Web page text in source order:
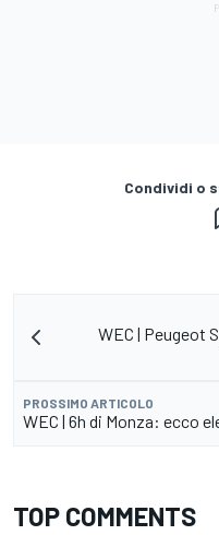
Condividi o
WEC | Peugeot
PROSSIMO ARTICOLO
WEC | 6h di Monza: ecco
TOP COMMENTS